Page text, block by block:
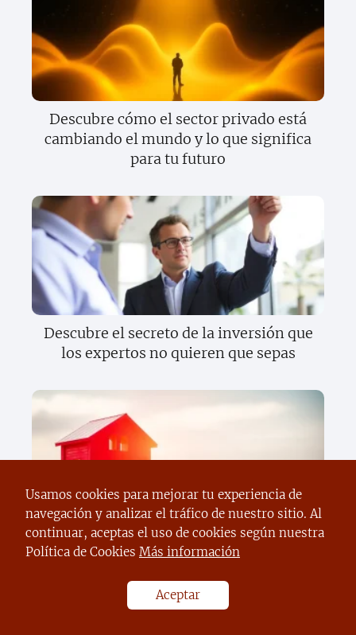
Descubre cómo el sector privado está
cambiando el mundo y lo que significa
para tu futuro
Descubre el secreto de la inversión que
los expertos no quieren que sepas
Descubre la verdad oculta sobre los
bonos que cambiará tu forma de
Usamos cookies para mejorar tu experiencia de
navegación y analizar el tráfico de nuestro sitio. Al
continuar, aceptas el uso de cookies según nuestra
Política de Cookies Más información
Aceptar